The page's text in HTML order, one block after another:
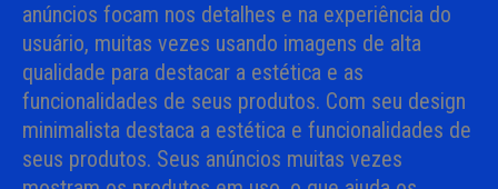
anúncios focam nos detalhes e na experiência do
usuário, muitas vezes usando imagens de alta
qualidade para destacar a estética e as
funcionalidades de seus produtos. Com seu design
minimalista destaca a estética e funcionalidades de
seus produtos. Seus anúncios muitas vezes